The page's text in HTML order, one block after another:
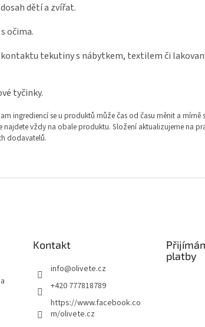
dětí a zvířat.
očima.
tekutiny s nábytkem, textilem či
tyčinky.
ingrediencí se u produktů může čas od času měnit a mírně
najdete vždy na obale produktu. Složení aktualizujeme na
dodavatelů.
Kontakt
info@olivete.cz
+420 777818789
https://www.facebook.co
m/olivete.cz
platby